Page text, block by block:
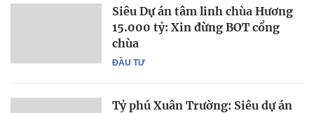
ĐẦU TƯ
Siêu Dự án tâm linh chùa Hương
15.000 tỷ: Xin đừng BOT cổng
chùa
Tỷ phú Xuân Trường: Siêu dự án